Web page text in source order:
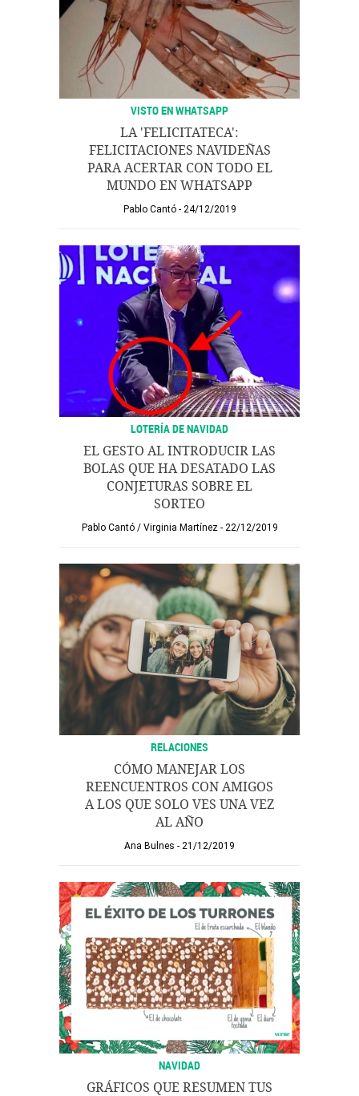
VISTO EN WHATSAPP
LA 'FELICITATECA':
FELICITACIONES NAVIDEÑAS
PARA ACERTAR CON TODO EL
MUNDO EN WHATSAPP
Pablo Cantó 24/12/2019
LOTERÍA DE NAVIDAD
EL GESTO AL INTRODUCIR LAS
BOLAS QUE HA DESATADO LAS
CONJETURAS SOBRE EL
SORTEO
Pablo Cantó/ Virginia Martínez 22/12/2019
RELACIONES
CÓMO MANEJAR LOS
REENCUENTROS CON AMIGOS
A LOS QUE SOLO VES UNA VEZ
AL AÑO
Ana Bulnes 21/12/2019
NAVIDAD
GRÁFICOS QUE RESUMEN TUS